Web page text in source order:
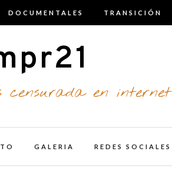
DOCUMENTALES TRANSICIÓN
censurada en internet
GALERIA REDES SOCIALES